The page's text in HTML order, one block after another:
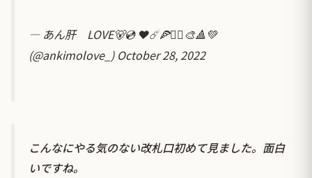
— あん肝 LOVE🐻💿 ❤️☄️🍕🏴‍☠️🎨🔺💚
(@ankimolove_) October 28, 2022
こんなにやる気のない改札口初めて見ました。面白
いですね。